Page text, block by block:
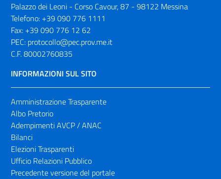
Palazzo dei Leoni - Corso Cavour, 87 - 98122 Messina
Telefono: +39 090 776 1111
Fax: +39 090 776 12 62
PEC: protocollo@pec.prov.me.it
C.F. 80002760835
INFORMAZIONI SUL SITO
Amministrazione Trasparente
Albo Pretorio
Adempimenti AVCP / ANAC
Bilanci
Elezioni Trasparenti
Ufficio Relazioni Pubblico
Precedente versione del portale